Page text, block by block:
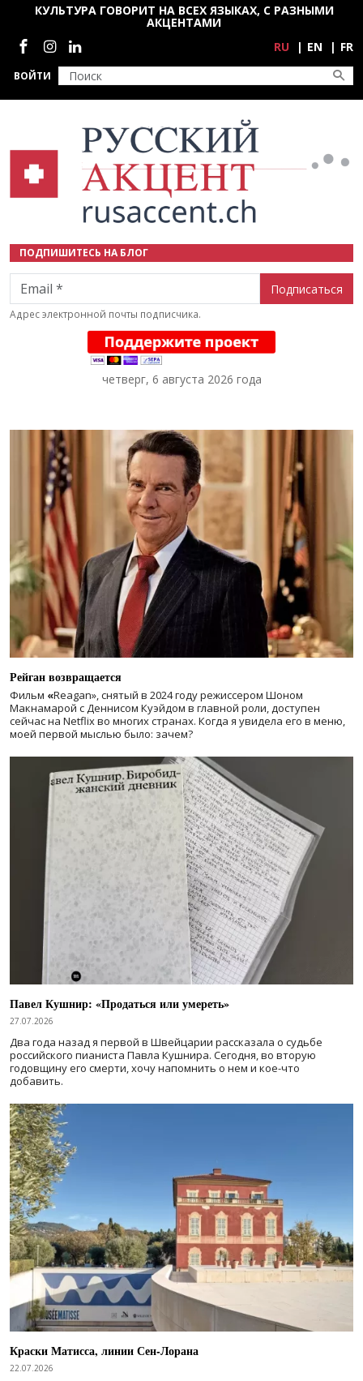
Перейти к основному содержанию
ВОЙТИ
КУЛЬТУРА ГОВОРИТ НА ВСЕХ ЯЗЫКАХ, С РАЗНЫМИ
АКЦЕНТАМИ
Социальные сети
RU EN FR
ПОДПИШИТЕСЬ НА БЛОГ
Email
Адрес электронной почты подписчика.
четверг, 6 августа 2026 года
Рейган возвращается
Фильм «Reagan», снятый в 2024 годурежиссером Шоном
Макнамарой с Деннисом Куэйдом в главной роли, доступен
сейчас на Netflix во многих странах. Когда я увидела его в меню,
моей первой мыслью было: зачем?
Павел Кушнир: «Продаться или умереть»
27.07.2026
Два года назад я первой в Швейцарии рассказала о судьбе
российского пианиста Павла Кушнира. Сегодня, во вторую
годовщину его смерти, хочу напомнить о нем и кое-что
добавить.
Краски Матисса, линии Сен-Лорана
22.07.2026